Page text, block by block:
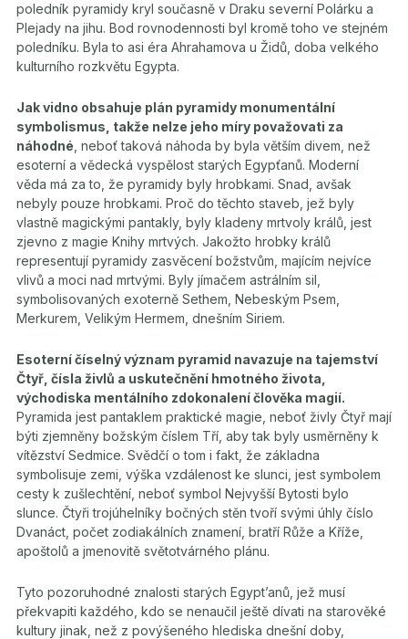
poledník pyramidy kryl současně v Draku severní Polárku a
Plejady na jihu. Bod rovnodennosti byl kromě toho ve stejném
poledníku. Byla to asi éra Ahrahamova u Židů, doba velkého
kulturního rozkvětu Egypta.
Jak vidno obsahuje plán pyramidy monumentální
symbolismus, takže nelze jeho míry považovati za
náhodné , neboť taková náhoda by byla větším divem, než
esoterní a vědecká vyspělost starých Egypťanů. Moderní
věda má za to, že pyramidy byly hrobkami. Snad, avšak
nebyly pouze hrobkami. Proč do těchto staveb, jež byly
vlastně magickými pantakly, byly kladeny mrtvoly králů, jest
zjevno z magie Knihy mrtvých. Jakožto hrobky králů
representují pyramidy zasvěcení božstvům, majícím nejvíce
vlivů a moci nad mrtvými. Byly jímačem astrálním sil,
symbolisovaných exoterně Sethem, Nebeským Psem,
Merkurem, Velikým Hermem, dnešním Siriem.
Esoterní číselný význam pyramid navazuje na tajemství
Čtyř, čísla živlů a uskutečnění hmotného života,
východiska mentálního zdokonalení člověka magií.
Pyramida jest pantaklem praktické magie, neboť živly Čtyř mají
býti zjemněny božským číslem Tří, aby tak byly usměrněny k
vítězství Sedmice. Svědčí o tom i fakt, že základna
symbolisuje zemi, výška vzdálenost ke slunci, jest symbolem
cesty k zušlechtění, neboť symbol Nejvyšší Bytosti bylo
slunce. Čtyři trojúhelníky bočných stěn tvoří svými úhly číslo
Dvanáct, počet zodiakálních znamení, bratří Růže a Kříže,
apoštolů a jmenovitě světotvárného plánu.
Tyto pozoruhodné znalosti starých Egypt’anů, jež musí
překvapiti každého, kdo se nenaučil ještě dívati na starověké
kultury jinak, než z povýšeného hlediska dnešní doby,